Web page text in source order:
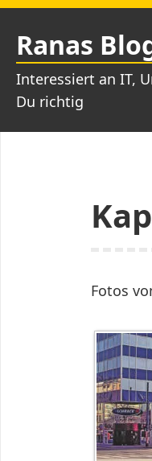
Zum
Inhalt
springen
Ranas
Interessiert an IT,
Du richtig
Fotos